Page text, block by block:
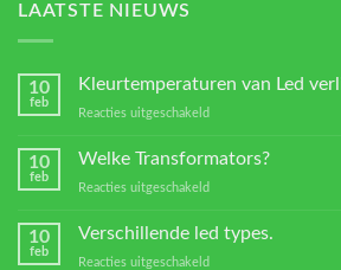
LAATSTE NIEUWS
10
feb
Kleurtemperaturen van Led
Reacties uitgeschakeld
verlichting
10
feb
Welke Transformators?
Reacties uitgeschakeld
Transformators?
10
feb
Verschillende led types.
Reacties uitgeschakeld